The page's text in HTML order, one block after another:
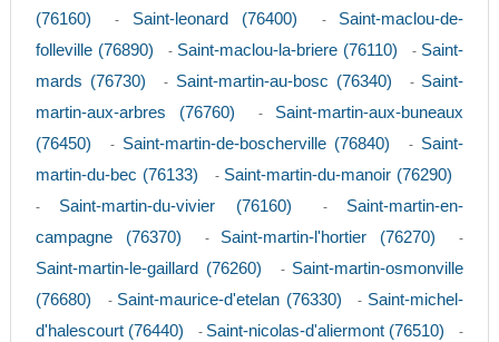
(76160)
- Saint-leonard (76400) - Saint-maclou-de-
folleville (76890)
- Saint-maclou-la-briere (76110) - Saint-
mards (76730)
- Saint-martin-au-bosc (76340) - Saint-
martin-aux-arbres (76760)
- Saint-martin-aux-buneaux
(76450)
- Saint-martin-de-boscherville (76840) - Saint-
martin-du-bec (76133)
- Saint-martin-du-manoir (76290)
- Saint-martin-du-vivier (76160) - Saint-martin-en-
campagne (76370)
- Saint-martin-l'hortier (76270) -
Saint-martin-le-gaillard (76260) - Saint-martin-osmonville
(76680)
- Saint-maurice-d'etelan (76330) - Saint-michel-
d'halescourt (76440)
- Saint-nicolas-d'aliermont (76510) -